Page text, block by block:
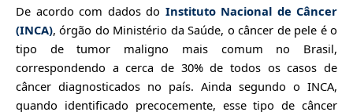
De acordo com dados do Instituto Nacional de Câncer
(INCA), órgão do Ministério da Saúde, o câncer de pele é o
tipo de tumor maligno mais comum no Brasil,
correspondendo a cerca de 30% de todos os casos de
câncer diagnosticados no país. Ainda segundo o INCA,
quando identificado precocemente, esse tipo de câncer